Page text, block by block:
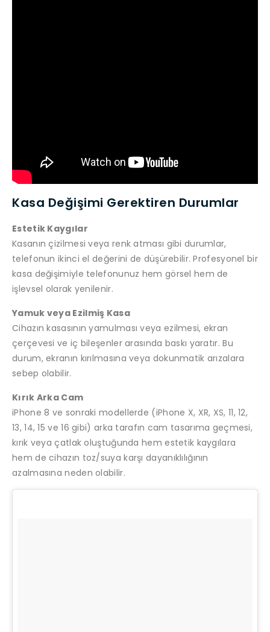
Kasa Değişimi Gerektiren Durumlar
Estetik Kaygılar
Kasanın çizilmesi veya renk atması gibi durumlar,
telefonun ikinci el değerini de düşürebilir. Profesyonel bir
kasa değişimiyle telefonunuz hem görsel hem de
işlevsel olarak yenilenir.
Yamuk veya Ezilmiş Kasa
Cihazın kasasının yamulması veya ezilmesi, ekran
çerçevesi ve iç bileşenler arasında baskı yaratır. Bu
durum, ekranın kırılmasına veya dokunmatik arızalara
sebep olabilir.
Kırık Arka Cam
iPhone 8 ve sonraki modellerde (iPhone X, XR, XS, 11, 12,
13, 14, 15 ve 16 gibi) arka tarafın cam tasarıma geçmesi,
kırık veya çatlak oluştuğunda hem estetik kaygılara
hem de cihazın toz/suya karşı dayanıklılığının
azalmasına neden olabilir.